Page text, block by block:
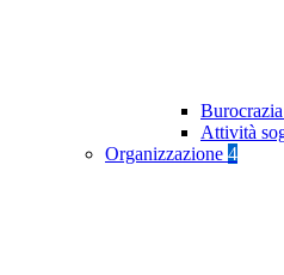
Attività
Organizzazione 4